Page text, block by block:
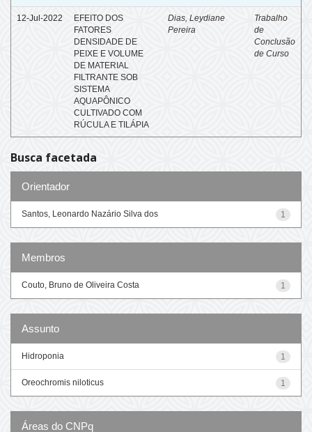
12-Jul-2022
EFEITO DOS
FATORES
DENSIDADE DE
PEIXE E VOLUME
DE MATERIAL
FILTRANTE SOB
SISTEMA
AQUAPÔNICO
CULTIVADO COM
RÚCULA E TILÁPIA
Dias, Leydiane
Pereira
Trabalho
de
Conclusão
de Curso
Busca facetada
Orientador
1
Santos, Leonardo Nazário Silva dos
Membros
1
Couto, Bruno de Oliveira Costa
Assunto
1
Hidroponia
1
Oreochromis niloticus
Áreas do CNPq